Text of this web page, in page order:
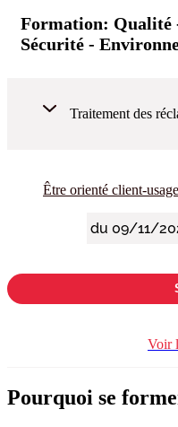
Formation: Qualité
Sécurité -
Traitement des
Être orienté client-
Voir
Pourquoi se